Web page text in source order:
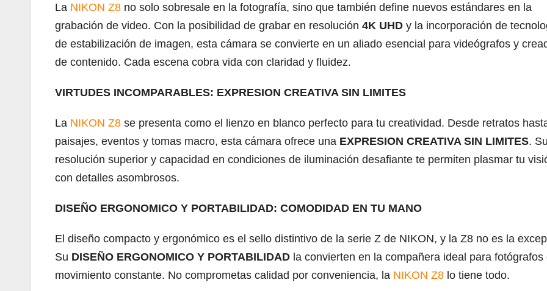
La NIKON Z8 no solo sobresale en la fotografía, sino que también define nuevos estándares en la
grabación de video. Con la posibilidad de grabar en resolución 4K UHD y la incorporación de
de estabilización de imagen, esta cámara se convierte en un aliado esencial para videógrafos y
de contenido. Cada escena cobra vida con claridad y fluidez.
VIRTUDES INCOMPARABLES: EXPRESION CREATIVA SIN LIMITES
La NIKON Z8 se presenta como el lienzo en blanco perfecto para tu creatividad. Desde retratos
paisajes, eventos y tomas macro, esta cámara ofrece una EXPRESION CREATIVA SIN LIMITES.
resolución superior y capacidad en condiciones de iluminación desafiante te permiten plasmar tu
con detalles asombrosos.
DISEÑO ERGONOMICO Y PORTABILIDAD: COMODIDAD EN TU MANO
El diseño compacto y ergonómico es el sello distintivo de la serie Z de NIKON, y la Z8 no es la
Su DISEÑO ERGONOMICO Y PORTABILIDAD la convierten en la compañera ideal para fotógrafos
movimiento constante. No comprometas calidad por conveniencia, la NIKON Z8 lo tiene todo.